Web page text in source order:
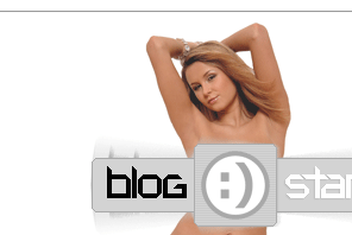
—————————————————